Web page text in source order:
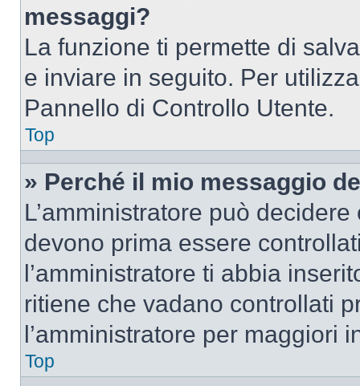
messaggi?
La funzione ti permette di
e inviare in seguito. Per
Pannello di Controllo Utente.
Top
» Perché il mio messaggio
L’amministratore può
devono prima essere
l’amministratore ti abbia
ritiene che vadano controllati
l’amministratore per maggiori
Top